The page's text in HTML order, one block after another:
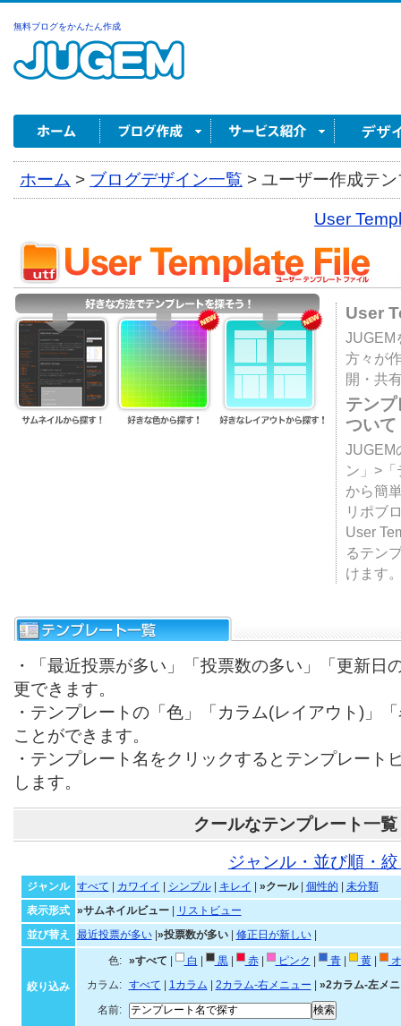
無料ブログをかんたん作成
ホーム > ブログデザイン一覧 > ユーザー作成テ
User
User
JUGEM
方々が
開・共
テン
ついて
JUGEM
ン」>
から簡
リポブ
User
るテン
けます
・「最近投票が多い」「投票数の多い」「更新日
更できます。
・テンプレートの「色」「カラム(レイアウト)」
ことができます。
・テンプレート名をクリックするとテンプレート
します。
クールなテンプレート一覧
ジャンル・並び順・
ジャンル すべて カワイイ シンプル| キレイ »クール| 個性的
未分類
表示形式
»サムネイルビュー|
リストビュー
並び替え
最近投票が多い| »投票数が多い| 修正日が新しい|
絞り込み
色: »すべて 白 黒| 赤| ピンク 青| 黄|
カラム:
すべて 1カラム 2カラム-右メニュー
»2カラム-左メ
名前: